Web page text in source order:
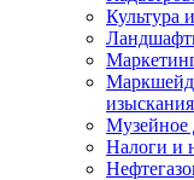
Культура
изыскания
Музейное
Налоги и